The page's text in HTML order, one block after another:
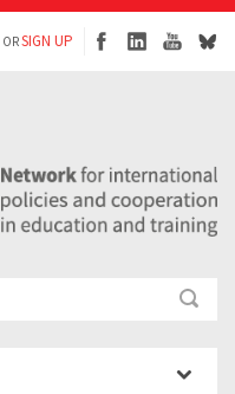
ORSIGN UP